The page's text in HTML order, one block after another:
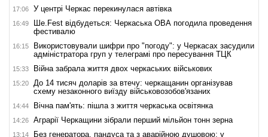
17:06 У центрі Черкас перекинулася автівка
16:49
Ше.Fest відбудеться: Черкаська ОВА погодила проведення
фестивалю
16:15
Використовували шифри про "погоду": у Черкасах засудили
адміністратора груп у телеграмі про пересування ТЦК
15:33 Війна забрала життя двох черкаських військових
15:20
До 14 тисяч доларів за втечу: черкащанин організував
схему незаконного виїзду військовозобов'язаних
14:44 Вічна пам'ять: пішла з життя черкаська освітянка
14:26 Аграрії Черкащини зібрали перший мільйон тонн зерна
13:14 Без генератора, пандуса та з аварійною душовою: у